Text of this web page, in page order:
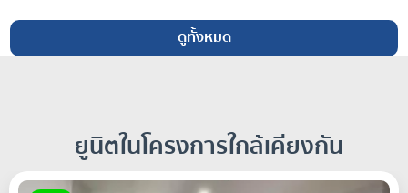
ดูทั้งหมด
ยูนิตในโครงการใกล้เคียงกัน